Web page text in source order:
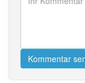
Kommentar